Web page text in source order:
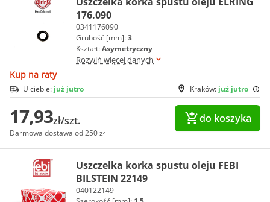
176.090
0341176090
Grubość [mm]:3
Kształt:Asymetryczny
Rozwiń więcej danych
Kup na raty
Kraków: już jutro
U ciebie: już jutro
17,93zł/szt.
Darmowa dostawa od 250 zł
do koszyka
Uszczelka korka spustu oleju FEBI
BILSTEIN 22149
040122149